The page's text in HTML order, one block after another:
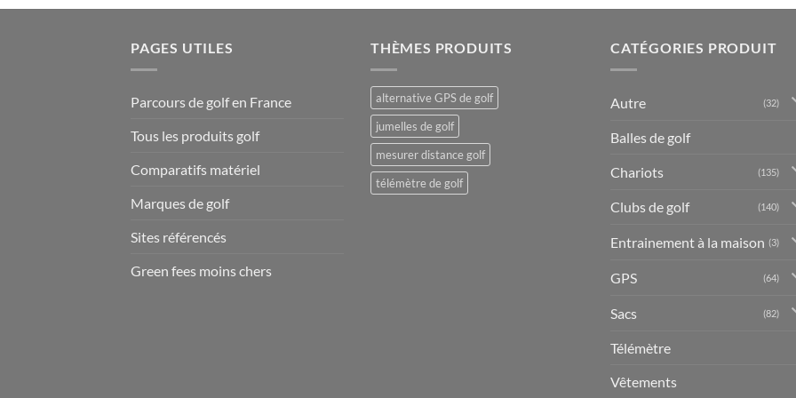
PAGES UTILES
Parcours de golf en France
Tous les produits golf
Comparatifs matériel
Marques de golf
Sites référencés
Green fees moins chers
THÈMES PRODUITS
alternative GPS de golf
jumelles de golf
mesurer distance golf
télémètre de golf
CATÉGORIES PRODUIT
Autre (32)
Balles de golf
Chariots (135)
Clubs de golf (140)
Entrainement à la maison (3)
GPS (64)
Sacs (82)
Télémètre
Vêtements